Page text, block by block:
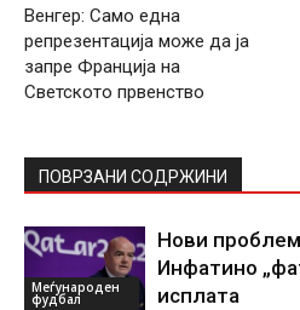
Венгер: Само една
репрезентација може да ја
запре Франција на
Светското првенство
ПОВРЗАНИ СОДРЖИНИ
Меѓународен
фудбал
Нови
Инфатино
исплата